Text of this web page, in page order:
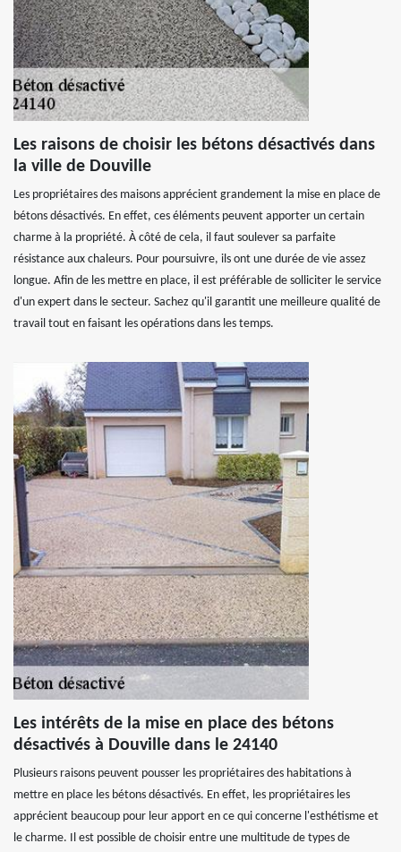
Les raisons de choisir les bétons désactivés dans
la ville de Douville
Les propriétaires des maisons apprécient grandement la mise en place de
bétons désactivés. En effet, ces éléments peuvent apporter un certain
charme à la propriété. À côté de cela, il faut soulever sa parfaite
résistance aux chaleurs. Pour poursuivre, ils ont une durée de vie assez
longue. Afin de les mettre en place, il est préférable de solliciter le service
d'un expert dans le secteur. Sachez qu'il garantit une meilleure qualité de
travail tout en faisant les opérations dans les temps.
Les intérêts de la mise en place des bétons
désactivés à Douville dans le 24140
Plusieurs raisons peuvent pousser les propriétaires des habitations à
mettre en place les bétons désactivés. En effet, les propriétaires les
apprécient beaucoup pour leur apport en ce qui concerne l'esthétisme et
le charme. Il est possible de choisir entre une multitude de types de